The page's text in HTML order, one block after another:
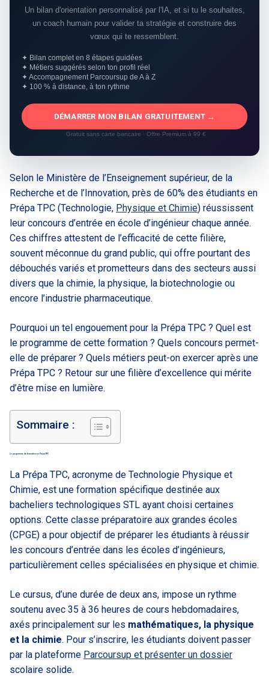
Un bilan d'orientation personnalisé par l'IA, et si tu le souhaites,
un coach humain pour valider ta stratégie et construire des
vœux qui te ressemblent.
✦ Bilan complet en 8 étapes guidées
✦ Métiers suggérés selon ton profil réel
✦ Accompagnement Parcoursup de A à Z
✦ 100 % à distance, à ton rythme
DÉMARRER MON BILAN GRATUITEMENT →
Gratuit sans carte bancaire · Offre Premium à 99 €
Selon le Ministère de l’Enseignement supérieur, de la
Recherche et de l’Innovation, près de 60% des étudiants en
Prépa TPC (Technologie, Physique et Chimie) réussissent
leur concours d’entrée en école d’ingénieur chaque année.
Ces chiffres attestent de l’efficacité de cette filière,
souvent méconnue du grand public, qui offre pourtant des
débouchés variés et prometteurs dans des secteurs aussi
divers que la chimie, la physique, la biotechnologie ou
encore l’industrie pharmaceutique.
Pourquoi un tel engouement pour la Prépa TPC ? Quel est
le programme de cette formation ? Quels concours permet-
elle de préparer ? Quels métiers peut-on exercer après une
Prépa TPC ? Retour sur une filière d’excellence qui mérite
d’être mise en lumière.
Sommaire :
Le programme de formation en Prépa TPC
La Prépa TPC, acronyme de Technologie Physique et
Chimie, est une formation spécifique destinée aux
bacheliers technologiques STL ayant choisi certaines
options. Cette classe préparatoire aux grandes écoles
(CPGE) a pour objectif de préparer les étudiants à réussir
les concours d’entrée dans les écoles d’ingénieurs,
particulièrement celles spécialisées en physique et chimie.
Le cursus, d’une durée de deux ans, impose un rythme
soutenu avec 35 à 36 heures de cours hebdomadaires,
axés principalement sur les mathématiques, la physique
et la chimie. Pour s’inscrire, les étudiants doivent passer
par la plateforme Parcoursup et présenter un dossier
scolaire solide.